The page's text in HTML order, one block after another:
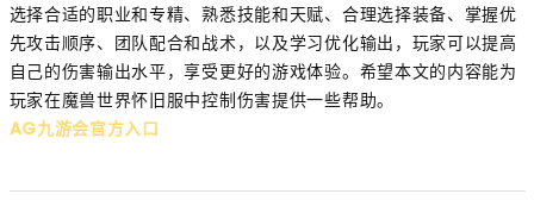
选择合适的职业和专精、熟悉技能和天赋、合理选择装备、掌握优
先攻击顺序、团队配合和战术，以及学习优化输出，玩家可以提高
自己的伤害输出水平，享受更好的游戏体验。希望本文的内容能为
玩家在魔兽世界怀旧服中控制伤害提供一些帮助。
AG九游会官方入口